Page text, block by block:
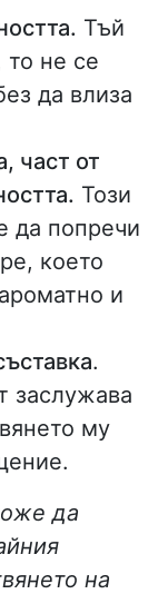
Тъй
то не се
да влиза
част от
Този
да попречи
което
и
.
заслужава
му
да
на